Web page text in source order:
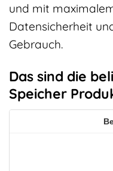
und mit
Datensicherheit
Gebrauch.
Das sind die
Speicher